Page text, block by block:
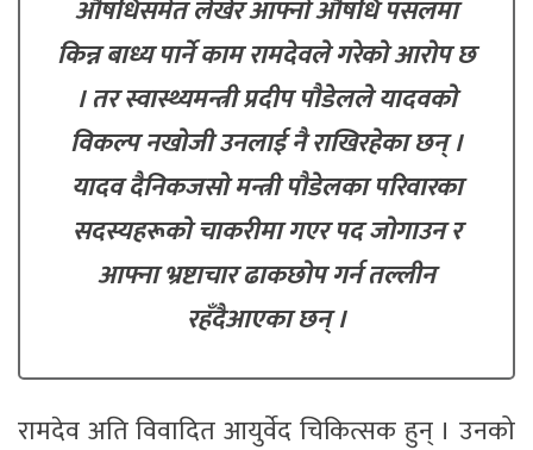
औषधिसमेत लेखेर आफ्नो औषधि पसलमा
किन्न बाध्य पार्ने काम रामदेवले गरेको आरोप छ
। तर स्वास्थ्यमन्त्री प्रदीप पौडेलले यादवको
विकल्प नखोजी उनलाई नै राखिरहेका छन् ।
यादव दैनिकजसो मन्त्री पौडेलका परिवारका
सदस्यहरूको चाकरीमा गएर पद जोगाउन र
आफ्ना भ्रष्टाचार ढाकछोप गर्न तल्लीन
रहँदैआएका छन् ।
रामदेव अति विवादित आयुर्वेद चिकित्सक हुन् । उनको